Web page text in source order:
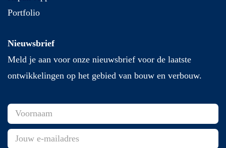
Portfolio
Nieuwsbrief
Meld je aan voor onze nieuwsbrief voor de laatste
ontwikkelingen op het gebied van bouw en verbouw.